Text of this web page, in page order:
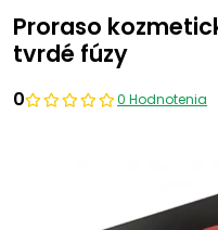
Proraso
tvrdé fúzy
0 0 Hodnotenia